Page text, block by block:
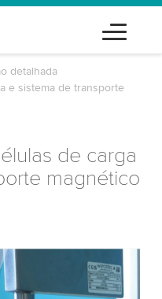
detalhada
e sistema de transporte
de carga
magnético
para
do YouTube!